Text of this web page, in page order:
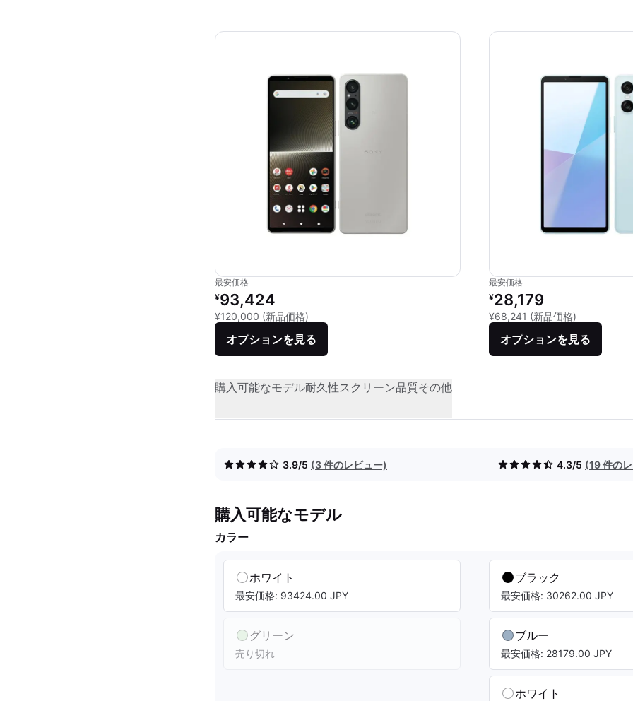
最安価格
リファービッシュ品の価格：
¥93,424
¥120,000 (新品価格)
オプションを見る
最安価格
リファービッシュ品の価格：
¥28,179
¥68,241 (新品価格)
オプションを見る
購入可能なモデル耐久性スクリーン品質その他
3.9/5 (3 件のレビュー) 4.3/5 (19 件の
購入可能なモデル
カラー
ホワイト
最安価格: 93424.00 JPY
グリーン
売り切れ
ブラック
最安価格: 30262.00 JPY
ブルー
最安価格: 28179.00 JPY
ホワイト